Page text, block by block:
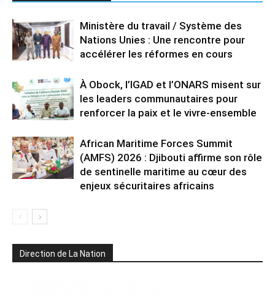
Ministère du travail / Système des
Nations Unies : Une rencontre pour
accélérer les réformes en cours
À Obock, l’IGAD et l’ONARS misent sur
les leaders communautaires pour
renforcer la paix et le vivre-ensemble
African Maritime Forces Summit
(AMFS) 2026 : Djibouti affirme son rôle
de sentinelle maritime au cœur des
enjeux sécuritaires africains
Direction de La Nation